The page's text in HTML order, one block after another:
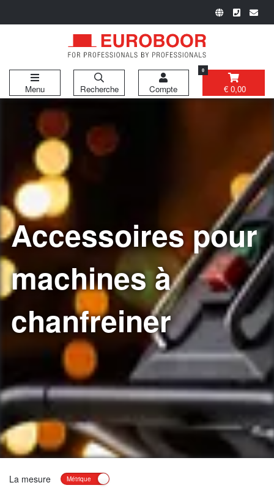
Menu Recherche Compte
0
€ 0,00
Accessoires pour
machines à
chanfreiner
La mesure